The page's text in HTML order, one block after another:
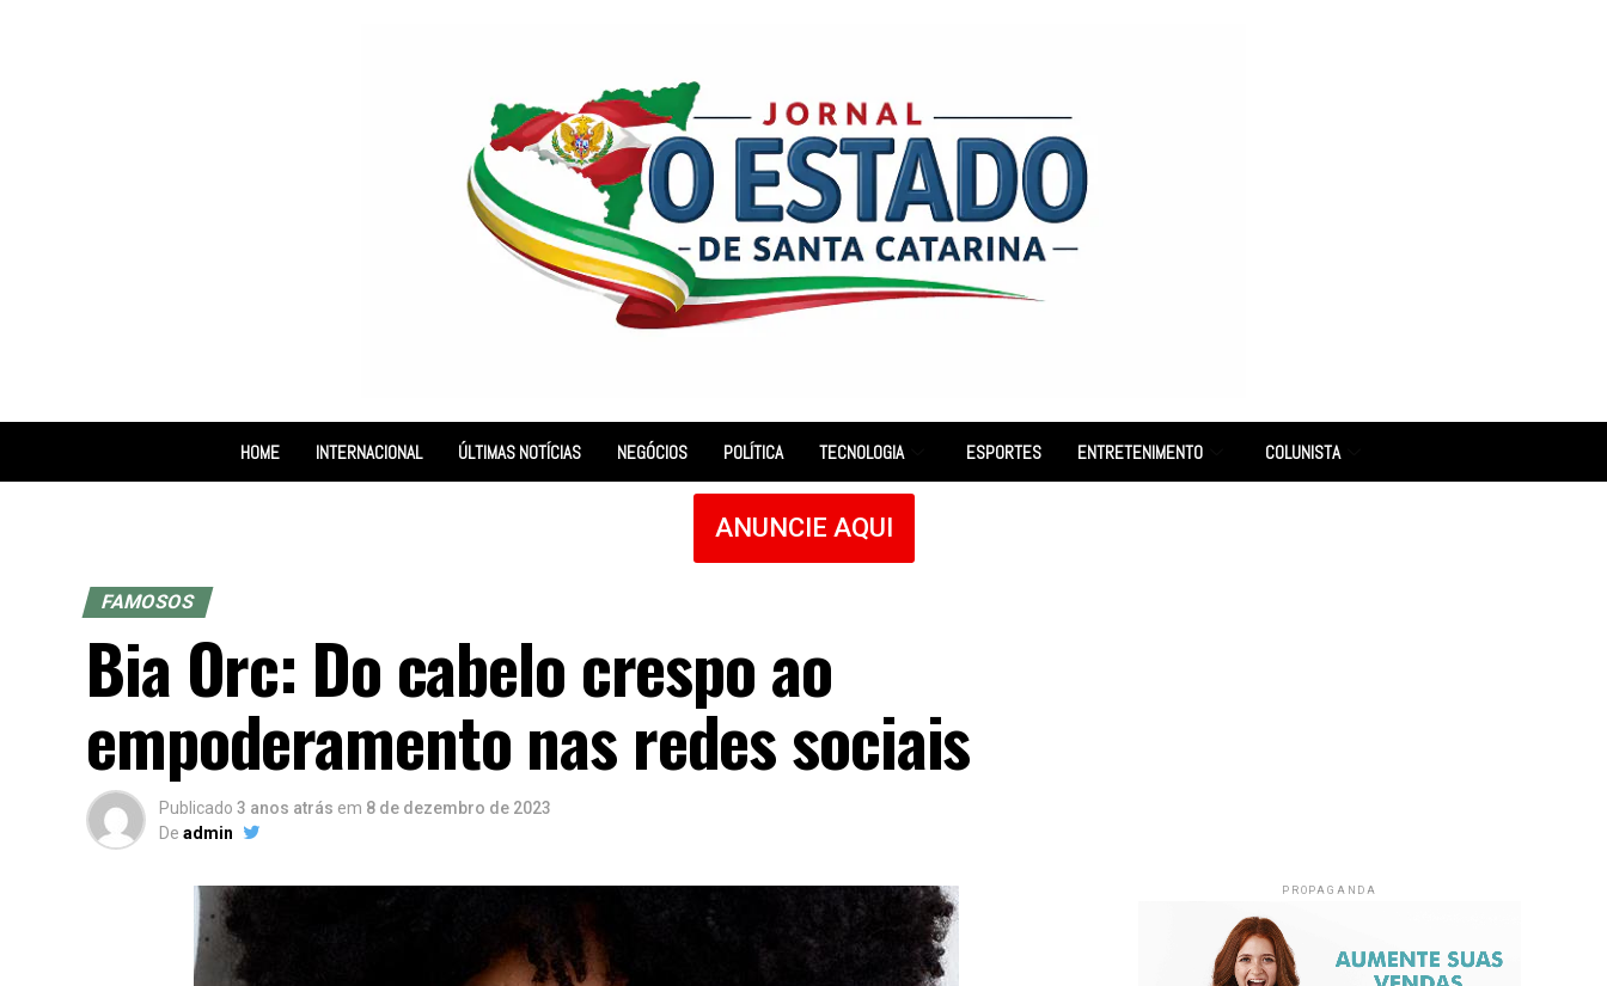
HOME INTERNACIONAL ÚLTIMAS NOTÍCIAS NEGÓCIOS POLÍTICA TECNOLOGIA ESPORTES ENTRETENIMENTO COLUNISTA
ANUNCIE AQUI
FAMOSOS
Bia Orc: Do cabelo crespo ao
empoderamento nas redes sociais
Publicado 3 anos atrás em 8 de dezembro de 2023
De admin
PROPAGANDA